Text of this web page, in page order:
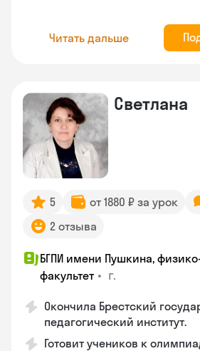
Читать дальше
Светлана
5 от 1880 ₽ за урок
2 отзыва
БГПИ имени Пушкина,
факультет • г.
Окончила Брестский
педагогический институт.
Готовит учеников к